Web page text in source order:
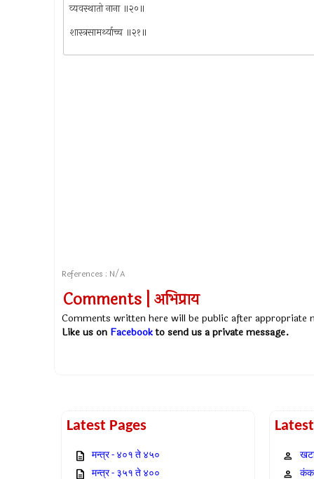
व्यवस्थातो नाना ॥२०॥
शास्त्रसामर्थ्याच्च ॥२१॥
References : N/A
Comments | अभिप्राय
Comments written here will be public after appropriate
Like us on Facebookto send us a private message.
Latest Pages
मन्त्र - ४०१ ते ४५०
मन्त्र - ३५१ ते ४००